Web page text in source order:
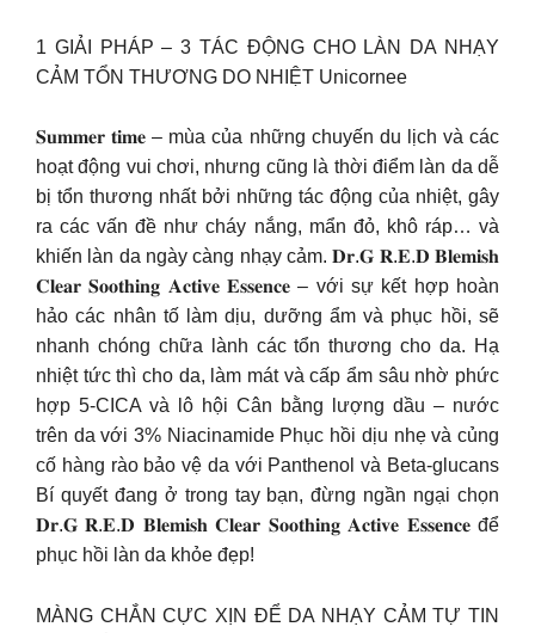
1 GIẢI PHÁP – 3 TÁC ĐỘNG CHO LÀN DA NHẠY
CẢM TỔN THƯƠNG DO NHIỆT Unicornee
𝐒𝐮𝐦𝐦𝐞𝐫 𝐭𝐢𝐦𝐞 – mùa của những chuyến du lịch và các
hoạt động vui chơi, nhưng cũng là thời điểm làn da dễ
bị tổn thương nhất bởi những tác động của nhiệt, gây
ra các vấn đề như cháy nắng, mẩn đỏ, khô ráp… và
khiến làn da ngày càng nhạy cảm. 𝐃𝐫.𝐆 𝐑.𝐄.𝐃 𝐁𝐥𝐞𝐦𝐢𝐬𝐡
𝐂𝐥𝐞𝐚𝐫 𝐒𝐨𝐨𝐭𝐡𝐢𝐧𝐠 𝐀𝐜𝐭𝐢𝐯𝐞 𝐄𝐬𝐬𝐞𝐧𝐜𝐞 – với sự kết hợp hoàn
hảo các nhân tố làm dịu, dưỡng ẩm và phục hồi, sẽ
nhanh chóng chữa lành các tổn thương cho da. Hạ
nhiệt tức thì cho da, làm mát và cấp ẩm sâu nhờ phức
hợp 5-CICA và lô hội Cân bằng lượng dầu – nước
trên da với 3% Niacinamide Phục hồi dịu nhẹ và củng
cố hàng rào bảo vệ da với Panthenol và Beta-glucans
Bí quyết đang ở trong tay bạn, đừng ngần ngại chọn
𝐃𝐫.𝐆 𝐑.𝐄.𝐃 𝐁𝐥𝐞𝐦𝐢𝐬𝐡 𝐂𝐥𝐞𝐚𝐫 𝐒𝐨𝐨𝐭𝐡𝐢𝐧𝐠 𝐀𝐜𝐭𝐢𝐯𝐞 𝐄𝐬𝐬𝐞𝐧𝐜𝐞 để
phục hồi làn da khỏe đẹp!
MÀNG CHẮN CỰC XỊN ĐỂ DA NHẠY CẢM TỰ TIN